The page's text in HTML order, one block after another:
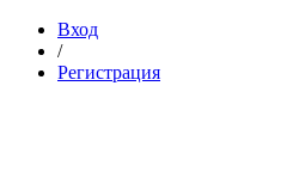
Вход
/
Регистрация